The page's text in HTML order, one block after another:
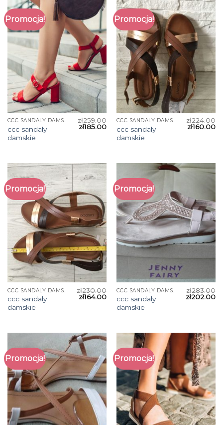
Promocja!
CCC SANDALY DAMSKIE
ccc sandaly
damskie
zł259.00
zł185.00
Promocja!
CCC SANDALY DAMSKIE
ccc sandaly
damskie
zł224.00
zł160.00
Promocja!
ccc sandaly
damskie
zł230.00
zł164.00
Promocja!
ccc sandaly
damskie
zł283.00
zł202.00
Promocja! Promocja!